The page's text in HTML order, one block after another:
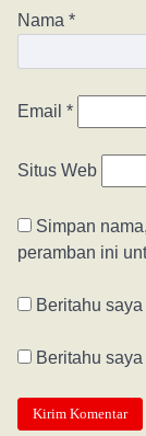
Nama *
Email *
Situs Web
Simpan
peramban ini
Beritahu
Beritahu